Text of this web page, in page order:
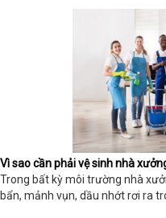
Vì sao cần phải vệ sinh nhà
Trong bất kỳ môi trường nhà
bẩn, mảnh vụn, dầu nhớt rơi ra